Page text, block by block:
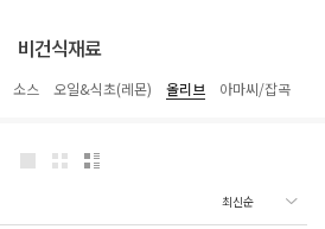
비건식재료
소스 오일&식초(레몬) 올리브 아마씨/잡곡